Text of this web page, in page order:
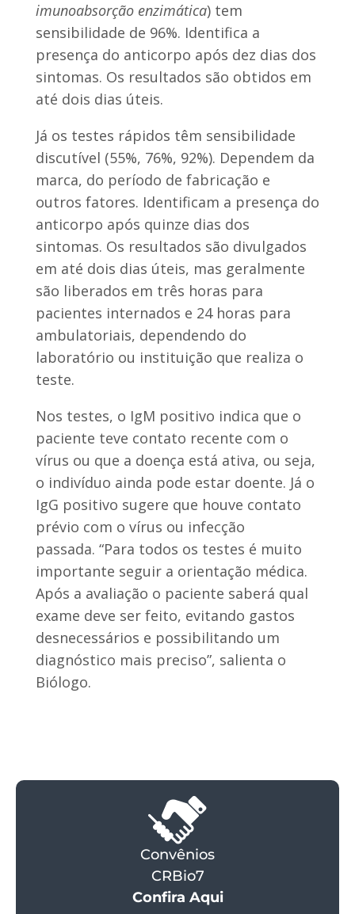
imunoabsorção enzimática) tem
sensibilidade de 96%. Identifica a
presença do anticorpo após dez dias dos
sintomas. Os resultados são obtidos em
até dois dias úteis.
Já os testes rápidos têm sensibilidade
discutível (55%, 76%, 92%). Dependem da
marca, do período de fabricação e
outros fatores. Identificam a presença do
anticorpo após quinze dias dos
sintomas. Os resultados são divulgados
em até dois dias úteis, mas geralmente
são liberados em três horas para
pacientes internados e 24 horas para
ambulatoriais, dependendo do
laboratório ou instituição que realiza o
teste.
Nos testes, o IgM positivo indica que o
paciente teve contato recente com o
vírus ou que a doença está ativa, ou seja,
o indivíduo ainda pode estar doente. Já o
IgG positivo sugere que houve contato
prévio com o vírus ou infecção
passada. “Para todos os testes é muito
importante seguir a orientação médica.
Após a avaliação o paciente saberá qual
exame deve ser feito, evitando gastos
desnecessários e possibilitando um
diagnóstico mais preciso”, salienta o
Biólogo.
Convênios
CRBio7
Confira Aqui